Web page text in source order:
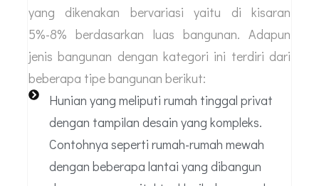
yang dikenakan bervariasi yaitu di kisaran
5%-8% berdasarkan luas bangunan. Adapun
jenis bangunan dengan kategori ini terdiri dari
beberapa tipe bangunan berikut:
Hunian yang meliputi rumah tinggal privat
dengan tampilan desain yang kompleks.
Contohnya seperti rumah-rumah mewah
dengan beberapa lantai yang dibangun